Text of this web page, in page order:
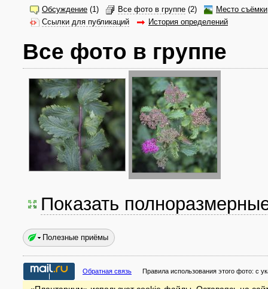
Обсуждение (1) Все фото в группе (2)
Место съёмки
Ссылки для публикаций
История определений
Все фото в группе
Показать
Полезные приёмы
Обратная связь Правила использования этого фото: с